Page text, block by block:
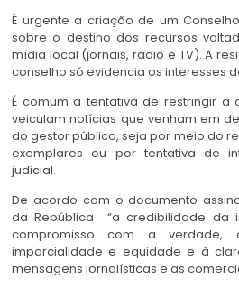
É urgente a criação de um
sobre o destino dos recursos
mídia local (jornais, rádio e TV). A
conselho só evidencia os interesses
É comum a tentativa de restringir a
veiculam notícias que venham em
do gestor público, seja por meio do
exemplares ou por tentativa de
judicial.
De acordo com o documento
da República “a credibilidade da
compromisso com a verdade,
imparcialidade e equidade e à
mensagens jornalísticas e as